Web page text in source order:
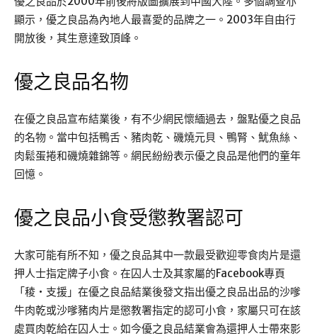
顯示，優之良品為內地人最喜愛的品牌之一。2003年自由行
開放後，其生意達致頂峰。
優之良品名物
在優之良品宣布結業後，有不少網民懷緬過去，盤點優之良品
的名物。當中包括鴨舌、豬肉乾、磯燒元貝、鴨腎、魷魚絲、
肉鬆蛋捲和磯燒雜錦等。網民紛紛表示優之良品是他們的童年
回憶。
優之良品小食受懲教署認可
大家可能有所不知，優之良品其中一款最受歡迎零食肉片是還
押人士指定牌子小食。在囚人士及其家屬的Facebook專頁
「稜‧支援」在優之良品結業後發文指出優之良品出品的沙嗲
牛肉乾或沙嗲豬肉片是懲教署指定的認可小食，家屬只可在該
處買肉乾給在囚人士。如今優之良品結業會為還押人士帶來影